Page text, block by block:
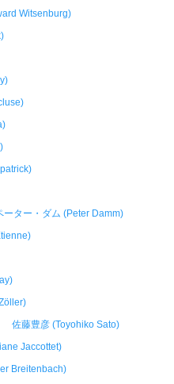
Witsenburg)
ーター・ダム (Peter Damm)
佐藤豊彦 (Toyohiko Sato)
Jaccottet)
Breitenbach)